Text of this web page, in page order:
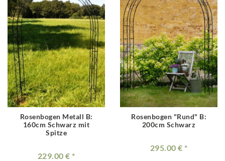
Rosenbogen Metall B:
160cm Schwarz mit
Spitze
229.00 €
Rosenbogen "Rund" B:
200cm Schwarz
295.00 €